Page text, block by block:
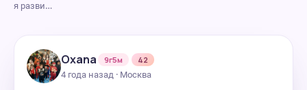
я разви…
Oxana 9г5м
42
4 года назад · Москва